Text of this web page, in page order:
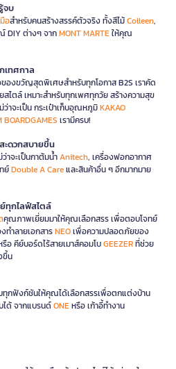
จบ
อสำหรับคนสร้างสรรค์ตัวจริง ทั้งสีไม้Colleen,
DIY ต่างๆ จากMONT MARTEให้คุณ
เทศกาล
องขวัญสุดพิเศษสำหรับทุกโอกาส B2S เราคัด
สไตล์ เหมาะสำหรับทุกเพศทุกวัย สร้างความสุข
าจะเป็น กระเป๋าเก็บอุณหภูมิKAKAO
BOARDGAMES เรามีครบ!
ะดวกสบายขึ้น
าจะเป็นกาต้มน้ำAnitech, เครื่องฟอกอากาศ
ย์Double A Careและสินค้าอื่น ๆ อีกมากมาย
ทุกไลฟ์สไตล์
คุณภาพเยี่ยมมาให้คุณเลือกสรร เพื่อตอบโจทย์
ทำลายเอกสารNEOเพื่อความปลอดภัยของ
รือ คีย์บอร์ดไร้สายเมาส์คอมโบGEEZERที่ช่วย
ขึ้น
ทุกฟังก์ชันให้คุณได้เลือกสรรเพื่อตกแต่งบ้าน
ได้ จากแบรนด์ONEหรือ เก้าอี้ทำงาน